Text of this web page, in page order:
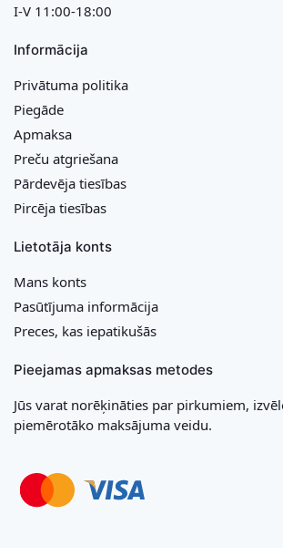
I-V 11:00-18:00
Informācija
Privātuma politika
Piegāde
Apmaksa
Preču atgriešana
Pārdevēja tiesības
Pircēja tiesības
Lietotāja konts
Mans konts
Pasūtījuma informācija
Preces, kas iepatikušās
Pieejamas apmaksas metodes
Jūs varat norēķināties par pirkumiem,
piemērotāko maksājuma veidu.